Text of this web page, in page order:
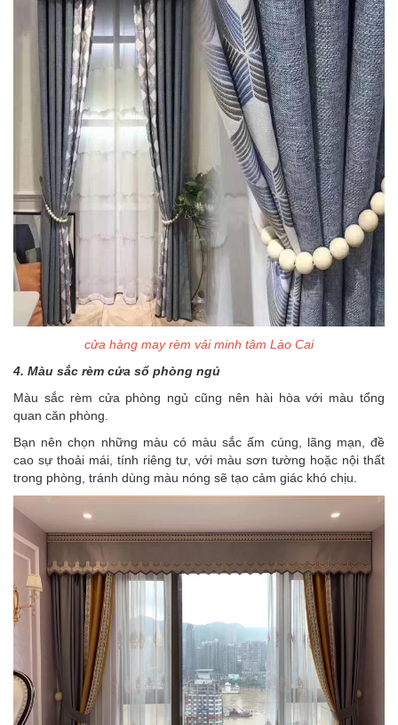
cửa hàng may rèm vải minh tâm Lào Cai
4. Màu sắc rèm cửa sổ phòng ngủ
Màu sắc rèm cửa phòng ngủ cũng nên hài hòa với màu tổng
quan căn phòng.
Bạn nên chọn những màu có màu sắc ấm cúng, lãng mạn, đề
cao sự thoải mái, tính riêng tư, với màu sơn tường hoặc nội thất
trong phòng, tránh dùng màu nóng sẽ tạo cảm giác khó chịu.